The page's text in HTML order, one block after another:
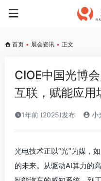
首页 • 展会资讯 • 正文
CIOE中国光博
互联，赋能应用
1年前 (2025)发布 小
光电技术正以“光”为媒，
的未来。从驱动AI算力的